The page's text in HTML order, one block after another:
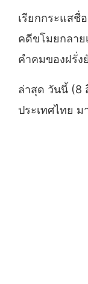
เรียกกระแสชื่
คดีขโมยกลาย
คำคมของฝรั่ง
ล่าสุด วันนี้ (8
ประเทศไทย